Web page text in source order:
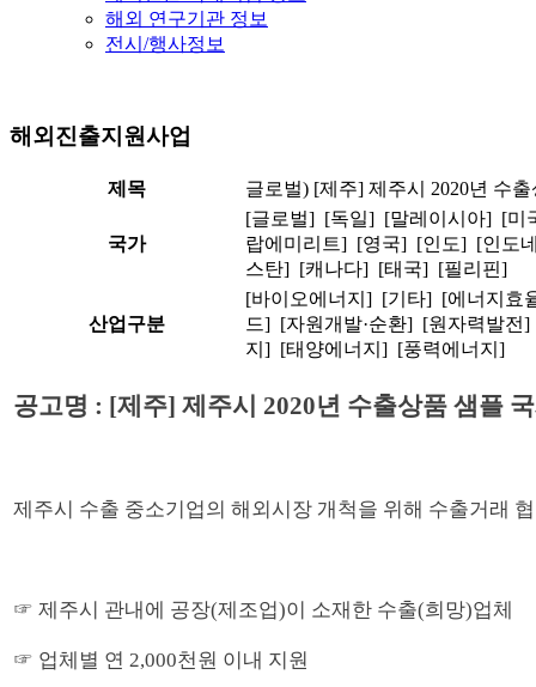
해외 연구기관 정보
전시/행사정보
해외진출지원사업
제목 글로벌) [제주] 제주시 2020년 수
국가
[글로벌] [독일] [말레이시아] [
랍에미리트] [영국] [인도] [인도
스탄] [캐나다] [태국] [필리핀]
산업구분
[바이오에너지] [기타] [에너지효
드] [자원개발·순환] [원자력발
지] [태양에너지] [풍력에너지]
공고명 : [제주] 제주시 2020년 수출상품 샘플
제주시 수출 중소기업의 해외시장 개척을 위해 수출거래
☞ 제주시 관내에 공장(제조업)이 소재한 수출(희망)업체
☞ 업체별 연 2,000천원 이내 지원